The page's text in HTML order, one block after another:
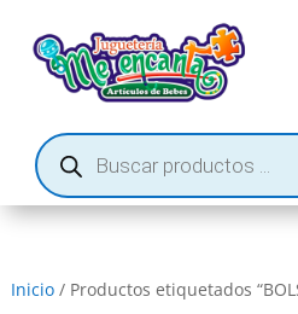
Búsqueda
de
productos
Inicio/ Productos etiquetados